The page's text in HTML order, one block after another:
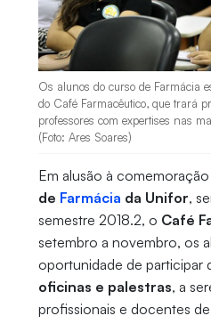
Os alunos do curso de Farmácia
do Café Farmacêutico, que trará
professores com expertises nas
(Foto: Ares Soares)
Em alusão à
de Farmácia da Unifor,
semestre 2018.2, o Café
setembro a novembro, os
oportunidade de participar
oficinas e palestras, a
profissionais e docentes